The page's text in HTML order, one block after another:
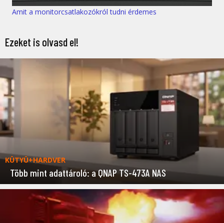
Amit a monitorcsatlakozókról tudni érdemes
Ezeket is olvasd el!
KÜTYÜ+HARDVER
Több mint adattároló: a QNAP TS-473A NAS